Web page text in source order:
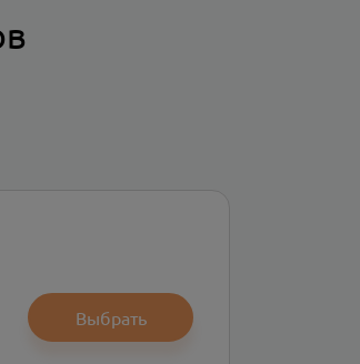
Выбрать